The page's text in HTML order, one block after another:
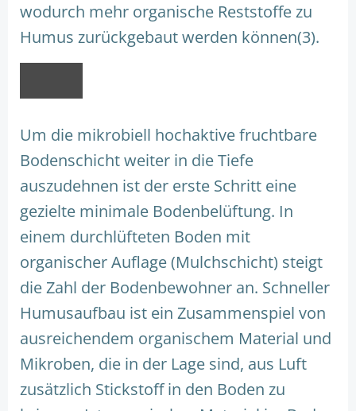
wodurch mehr organische Reststoffe zu
Humus zurückgebaut werden können(3).
Um die mikrobiell hochaktive fruchtbare
Bodenschicht weiter in die Tiefe
auszudehnen ist der erste Schritt eine
gezielte minimale Bodenbelüftung. In
einem durchlüfteten Boden mit
organischer Auflage (Mulchschicht) steigt
die Zahl der Bodenbewohner an. Schneller
Humusaufbau ist ein Zusammenspiel von
ausreichendem organischem Material und
Mikroben, die in der Lage sind, aus Luft
zusätzlich Stickstoff in den Boden zu